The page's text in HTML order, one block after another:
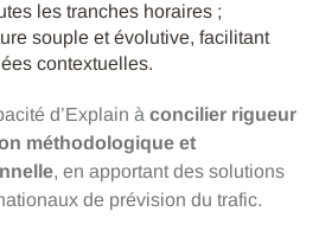
les tranches horaires ;
souple et évolutive, facilitant
contextuelles.
d’Explain à concilier rigueur
méthodologique et
, en apportant des solutions
de prévision du trafic.